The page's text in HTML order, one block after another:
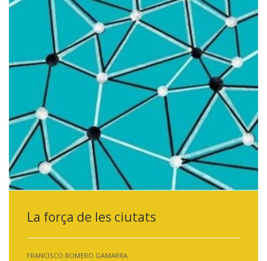
La força de les ciutats
FRANCISCO ROMERO GAMARRA